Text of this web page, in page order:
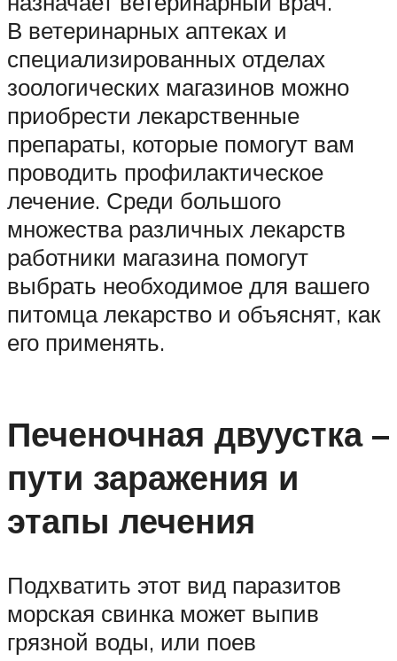
В ветеринарных аптеках и
специализированных отделах
зоологических магазинов можно
приобрести лекарственные
препараты, которые помогут вам
проводить профилактическое
лечение. Среди большого
множества различных лекарств
работники магазина помогут
выбрать необходимое для вашего
питомца лекарство и объяснят, как
его применять.
Печеночная двуустка –
пути заражения и
этапы лечения
Подхватить этот вид паразитов
морская свинка может выпив
грязной воды, или поев